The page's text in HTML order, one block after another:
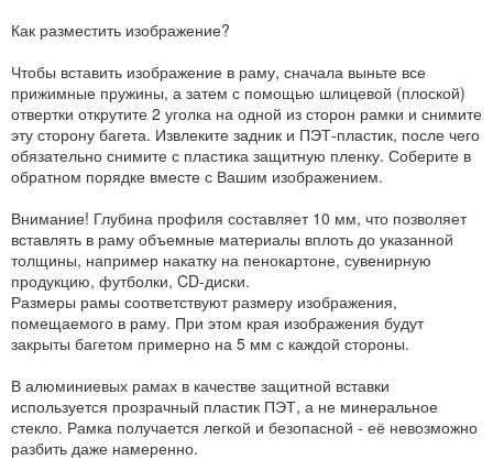
Как разместить изображение?
Чтобы вставить изображение в раму, сначала выньте все
прижимные пружины, а затем с помощью шлицевой (плоской)
отвертки открутите 2 уголка на одной из сторон рамки и снимите
эту сторону багета. Извлеките задник и ПЭТ-пластик, после чего
обязательно снимите с пластика защитную пленку. Соберите в
обратном порядке вместе с Вашим изображением.
Внимание! Глубина профиля составляет 10 мм, что позволяет
вставлять в раму объемные материалы вплоть до указанной
толщины, например накатку на пенокартоне, сувенирную
продукцию, футболки, CD-диски.
Размеры рамы соответствуют размеру изображения,
помещаемого в раму. При этом края изображения будут
закрыты багетом примерно на 5 мм с каждой стороны.
В алюминиевых рамах в качестве защитной вставки
используется прозрачный пластик ПЭТ, а не минеральное
стекло. Рамка получается легкой и безопасной - её невозможно
разбить даже намеренно.